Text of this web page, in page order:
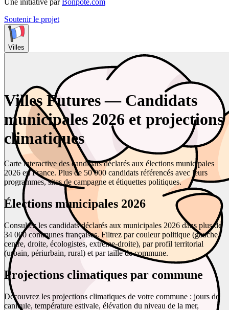
Une initiative par Bonpote.com
Soutenir le projet
Villes
Villes Futures — Candidats
municipales 2026 et projections
climatiques
Carte interactive des candidats déclarés aux élections municipales
2026 en France. Plus de 50 000 candidats référencés avec leurs
programmes, sites de campagne et étiquettes politiques.
Élections municipales 2026
Consultez les candidats déclarés aux municipales 2026 dans plus de
34 000 communes françaises. Filtrez par couleur politique (gauche,
centre, droite, écologistes, extrême-droite), par profil territorial
(urbain, périurbain, rural) et par taille de commune.
Projections climatiques par commune
Découvrez les projections climatiques de votre commune : jours de
canicule, température estivale, élévation du niveau de la mer,